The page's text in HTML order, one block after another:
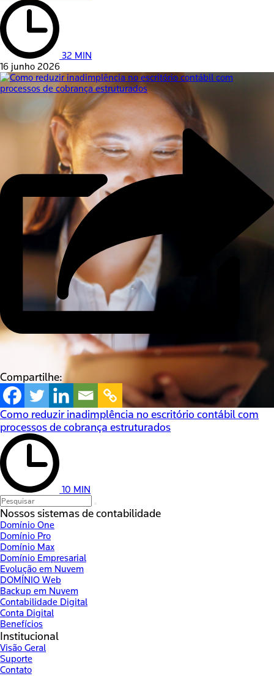
32 MIN
16 junho 2026
Compartilhe:
Como reduzir inadimplência no escritório contábil com
processos de cobrança estruturados
10 MIN
Nossos sistemas de contabilidade
Domínio One
Domínio Pro
Domínio Max
Domínio Empresarial
Evolução em Nuvem
DOMÍNIO Web
Backup em Nuvem
Contabilidade Digital
Conta Digital
Benefícios
Institucional
Visão Geral
Suporte
Contato